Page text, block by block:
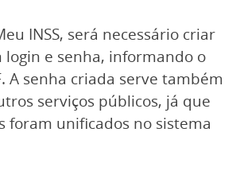
INSS, será necessário criar
login e senha, informando o
A senha criada serve também
serviços públicos, já que
foram unificados no sistema